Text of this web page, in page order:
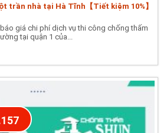
trần nhà tại Hà Tĩnh【Tiết kiệm 10%】
giá chi phí dịch vụ thi công chống thấm
tại quận 1 của...